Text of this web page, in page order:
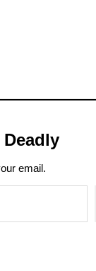
email.